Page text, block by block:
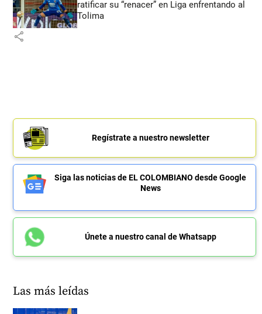
ratificar su “renacer” en Liga enfrentando al
Tolima
share
Regístrate a nuestro newsletter
Siga las noticias de EL COLOMBIANO desde Google
News
Únete a nuestro canal de Whatsapp
Las más leídas